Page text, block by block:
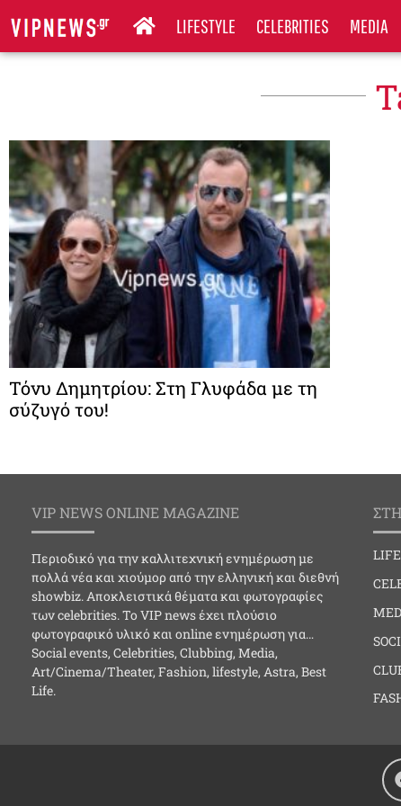
LIFESTYLE CELEBRITIES MEDIA
Τόνυ Δημητρίου: Στη Γλυφάδα με τη
σύζυγό του!
VIP NEWS ONLINE MAGAZINE
Περιοδικό για την καλλιτεχνική ενημέρωση με
πολλά νέα και χιούμορ από την ελληνική και διεθνή
showbiz. Αποκλειστικά θέματα και φωτογραφίες
των celebrities. Το VIP news έχει πλούσιο
φωτογραφικό υλικό και online ενημέρωση για…
Social events, Celebrities, Clubbing, Media,
Art/Cinema/Theater, Fashion, lifestyle, Astra, Best
Life.